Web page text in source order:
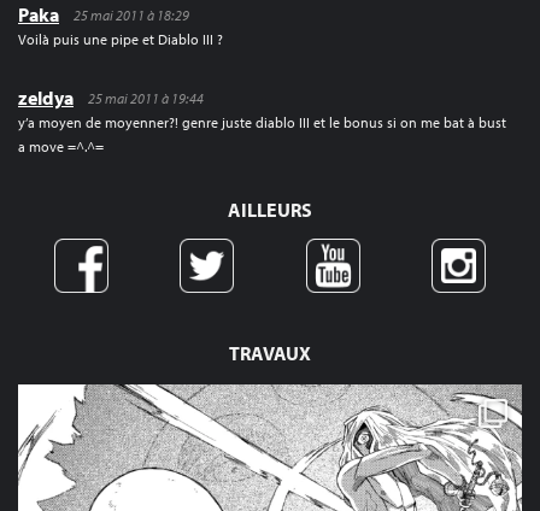
TRAVAUX
Paka
25 mai 2011 à 18:29
Voilà puis une pipe et Diablo III ?
zeldya
25 mai 2011 à 19:44
y’a moyen de moyenner?! genre juste diablo III et le bonus si on me bat à bust
a move =^.^=
AILLEURS